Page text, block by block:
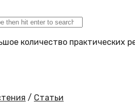
количество практических
/ Статьи